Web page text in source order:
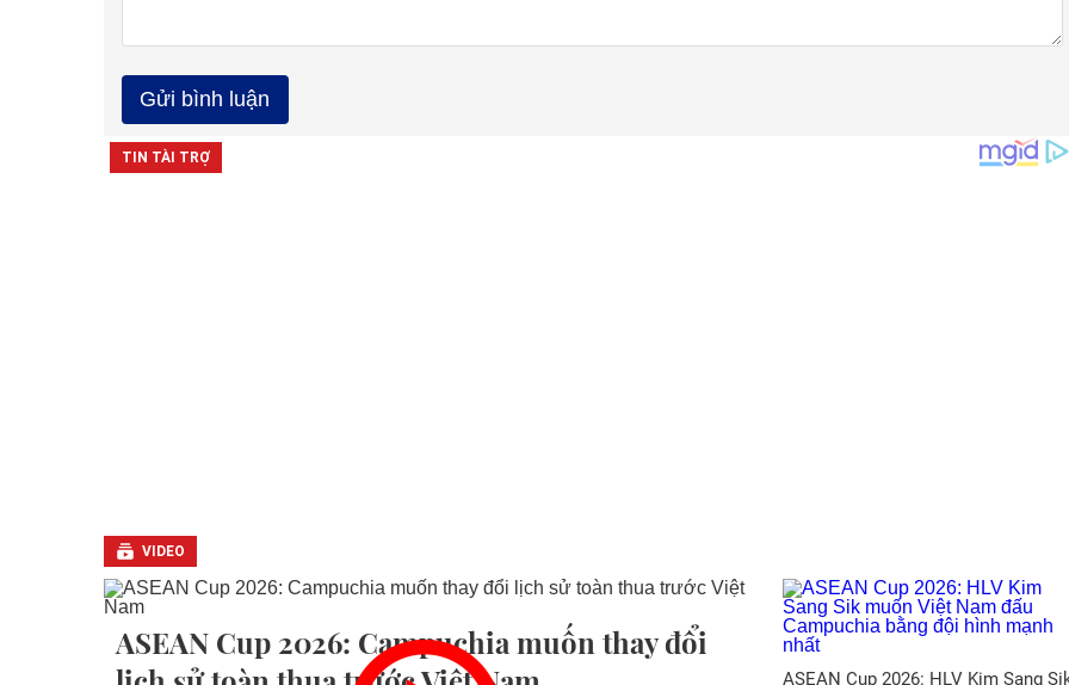
VIDEO
ASEAN Cup 2026: Campuchia muốn thay đổi
ASEAN Cup 2026: HLV Kim Sang